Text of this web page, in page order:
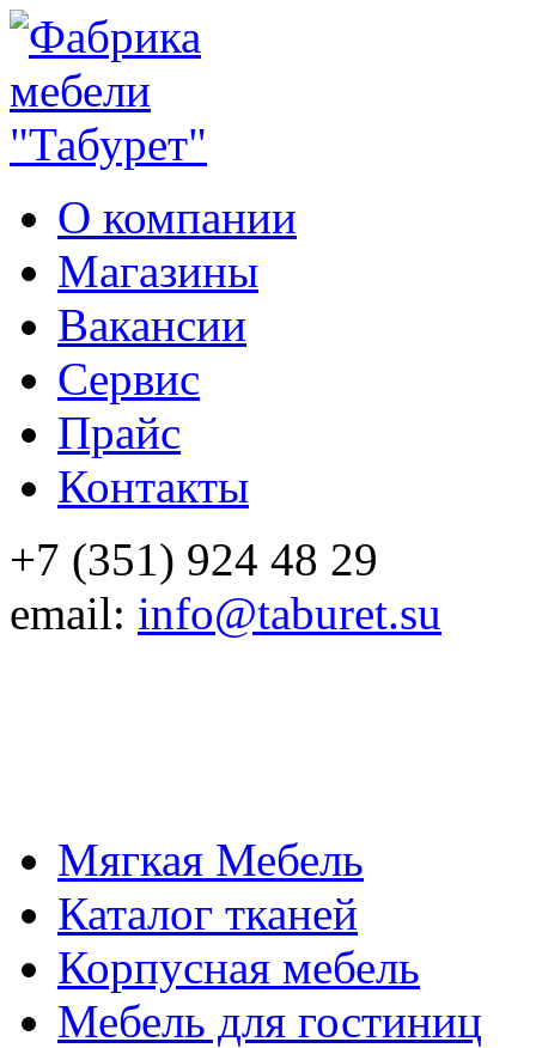
О компании
Магазины
Вакансии
Сервис
Прайс
Контакты
+7 (351) 924 48 29
email: info@taburet.su
Мягкая Мебель
Каталог тканей
Корпусная мебель
Мебель для гостиниц